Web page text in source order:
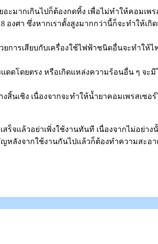
อะมากเกินไปก็ต้องกดทิ้ง เพื่อไม่ทำให้คอมเพ
า ซึ่งหากเราตั้งสูงมากกว่านี้ก็จะทำให้เกิด
ารเสียบกับเครื่องใช้ไฟฟ้าชนิดอื่นจะทำให้
แดดโดยตรง หรือเกิดแหล่งความร้อนอื่น ๆ
เชิง เนื่องจากจะทำให้น้ำยาคอมเพรสเซอ
ร็จแล้วอย่าเพิ่งใช้งานทันที เนื่องจากไม่อย่
ลังจากใช้งานกันไปแล้วก็ต้องทำความสะอ